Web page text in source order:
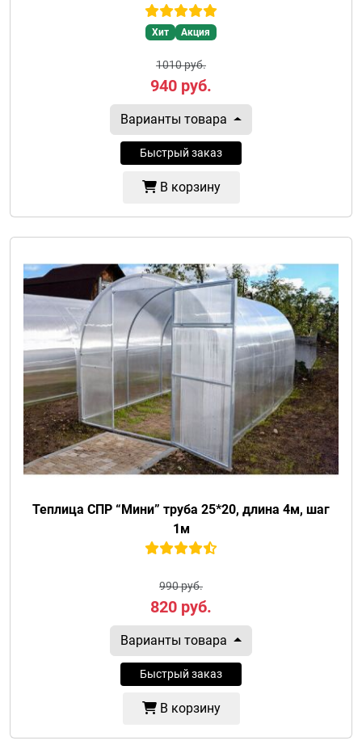
Хит Акция
1010 руб.
940 руб.
Варианты товара
Быстрый заказ
В корзину
Теплица СПР “Мини” труба 25*20, длина 4м, шаг
1м
990 руб.
820 руб.
Варианты товара
Быстрый заказ
В корзину